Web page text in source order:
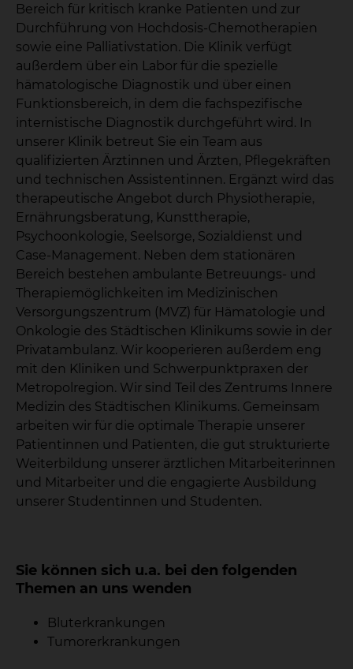
Bereich für kritisch kranke Patienten und zur
Durchführung von Hochdosis-Chemotherapien
sowie eine Palliativstation. Die Klinik verfügt
außerdem über ein Labor für die spezielle
hämatologische Diagnostik und über einen
Funktionsbereich, in dem die fachspezifische
internistische Diagnostik durchgeführt wird. In
unserer Klinik betreut Sie ein Team aus
qualifizierten Ärztinnen und Ärzten, Pflegekräften
und technischen Assistentinnen. Ergänzt wird das
therapeutische Angebot durch Physiotherapie,
Ernährungsberatung, Kunsttherapie,
Psychoonkologie, Seelsorge, Sozialdienst und
Case-Management. Neben dem stationären
Bereich bestehen ambulante Betreuungs- und
Therapiemöglichkeiten im Medizinischen
Versorgungszentrum (MVZ) für Hämatologie und
Onkologie des Städtischen Klinikums sowie in der
Privatambulanz. Wir kooperieren außerdem eng
mit den Kliniken und Schwerpunktpraxen der
Metropolregion. Wir sind Teil des Zentrums Innere
Medizin des Städtischen Klinikums. Gemeinsam
arbeiten wir für die optimale Therapie unserer
Patientinnen und Patienten, die gut strukturierte
Weiterbildung unserer ärztlichen Mitarbeiterinnen
und Mitarbeiter und die engagierte Ausbildung
unserer Studentinnen und Studenten.
Sie können sich u.a. bei den folgenden
Themen an uns wenden
Bluterkrankungen
Tumorerkrankungen